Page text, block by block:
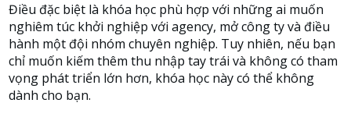
Điều đặc biệt là khóa học phù hợp với những ai muốn
nghiêm túc khởi nghiệp với agency, mở công ty và điều
hành một đội nhóm chuyên nghiệp. Tuy nhiên, nếu bạn
chỉ muốn kiếm thêm thu nhập tay trái và không có tham
vọng phát triển lớn hơn, khóa học này có thể không
dành cho bạn.